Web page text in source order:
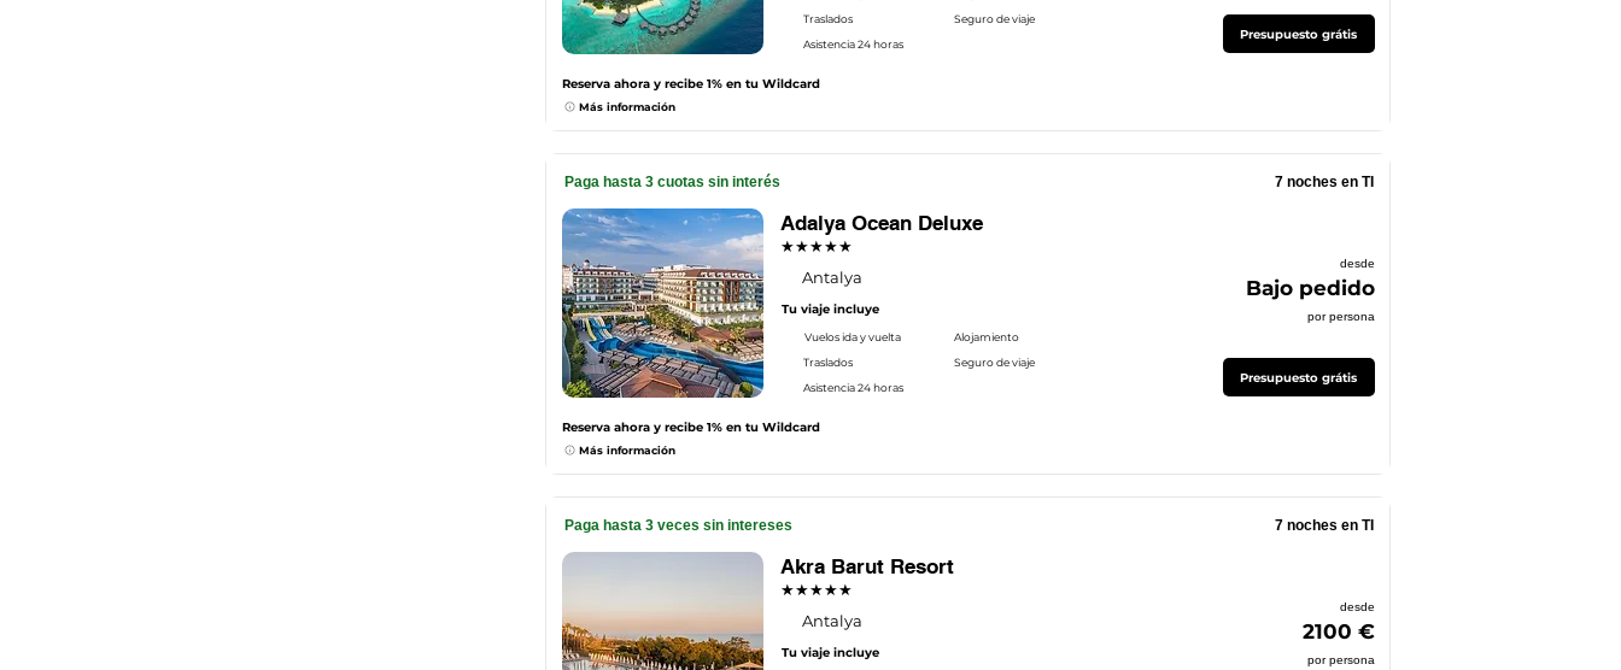
Traslados
Seguro de viaje
Asistencia 24 horas
Presupuesto grátis
Reserva ahora y recibe 1% en tu Wildcard
Más información
Paga hasta 3 cuotas sin interés 7 noches en TI
Antalya
Adalya Ocean Deluxe
★★★★★
desde
Bajo pedido
por persona
Tu viaje incluye
Vuelos ida y vuelta
Alojamiento
Traslados
Seguro de viaje
Asistencia 24 horas
Presupuesto grátis
Reserva ahora y recibe 1% en tu Wildcard
Más información
Paga hasta 3 veces sin intereses 7 noches en TI
Antalya
Akra Barut Resort
★★★★★
desde
2100 €
por persona
Tu viaje incluye